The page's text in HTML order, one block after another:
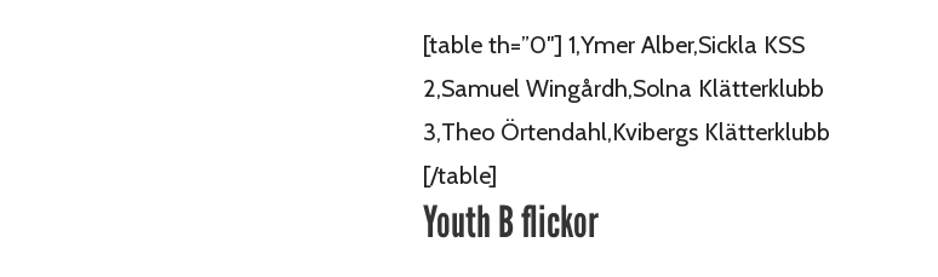
[table th=”0″] 1,Ymer Alber,Sickla KSS
2,Samuel Wingårdh,Solna Klätterklubb
3,Theo Örtendahl,Kvibergs Klätterklubb
[/table]
Youth B flickor